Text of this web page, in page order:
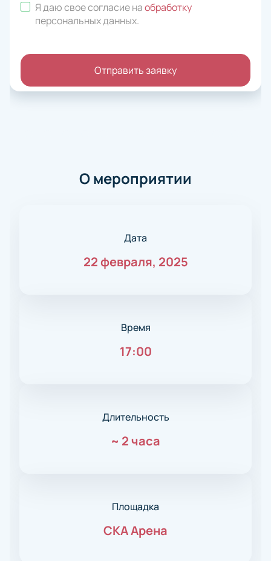
Я даю свое согласие наобработку
персональных данных.
Отправить заявку
О мероприятии
Дата
22 февраля, 2025
Время
17:00
Длительность
~ 2 часа
Площадка
СКА Арена